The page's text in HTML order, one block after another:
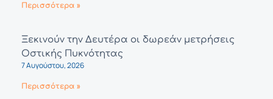
Περισσότερα »
Ξεκινούν την Δευτέρα οι δωρεάν μετρήσεις
Οστικής Πυκνότητας
7 Αυγούστου, 2026
Περισσότερα »